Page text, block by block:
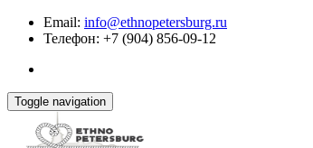
Email: info@ethnopetersburg.ru
Телефон: +7 (904) 856-09-12
Toggle navigation